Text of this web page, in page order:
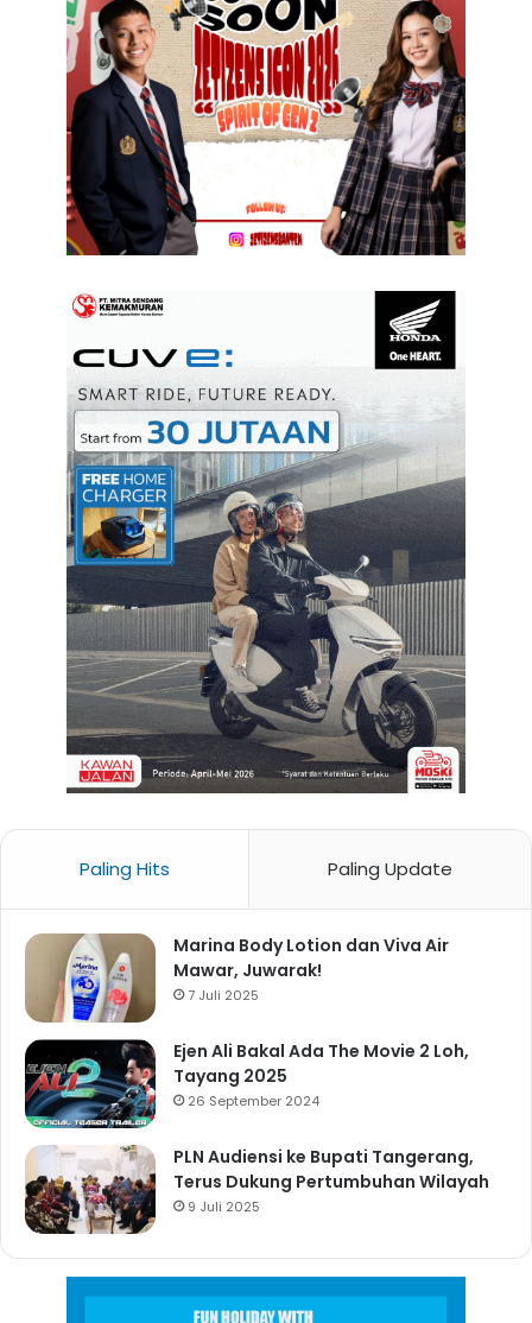
Paling Hits Paling Update
Marina Body Lotion dan Viva Air
Mawar, Juwarak!
7 Juli 2025
Ejen Ali Bakal Ada The Movie 2 Loh,
Tayang 2025
26 September 2024
PLN Audiensi ke Bupati Tangerang,
Terus Dukung Pertumbuhan Wilayah
9 Juli 2025